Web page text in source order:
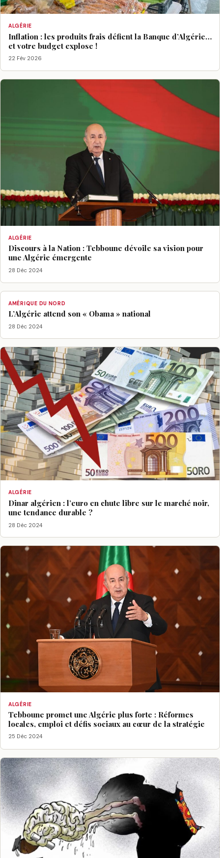
ALGÉRIE
Inflation : les produits frais défient la Banque d’Algérie…
et votre budget explose !
22 Fév 2026
ALGÉRIE
Discours à la Nation : Tebboune dévoile sa vision pour
une Algérie émergente
28 Déc 2024
AMÉRIQUE DU NORD
L’Algérie attend son « Obama » national
28 Déc 2024
ALGÉRIE
Dinar algérien : l’euro en chute libre sur le marché noir,
une tendance durable ?
28 Déc 2024
ALGÉRIE
Tebboune promet une Algérie plus forte : Réformes
locales, emploi et défis sociaux au cœur de la stratégie
25 Déc 2024